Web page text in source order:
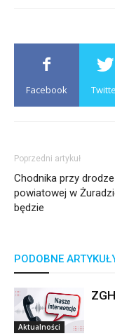
Facebook
Poprzedni artykuł
Chodnika przy drodze
powiatowej w
będzie
PODOBNE
Aktualności